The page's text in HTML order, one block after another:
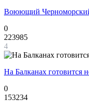
Воюющий Черноморский
0
223985
4
На Балканах готовится
0
153234